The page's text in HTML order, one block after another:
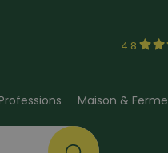
4.8
Maison & Ferme